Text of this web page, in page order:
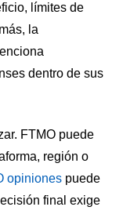
límites de
la
dentro de sus
FTMO puede
región o
opiniones puede
final exige